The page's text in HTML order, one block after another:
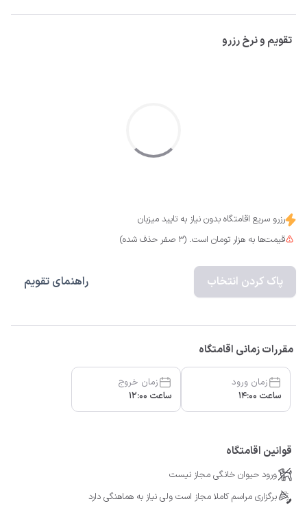
تقویم و نرخ رزرو
رزرو سریع اقامتگاه بدون نیاز به تایید میزبان
قیمت‌ها به هزار تومان است. (3 صفر حذف شده)
پاک کردن انتخاب راهنمای تقویم
مقررات زمانی اقامتگاه
زمان ورود
ساعت 14:00
زمان خروج
ساعت 12:00
قوانین اقامتگاه
ورود حیوان خانگی مجاز نیست
برگزاری مراسم کاملا مجاز است ولی نیاز به هماهنگی دارد